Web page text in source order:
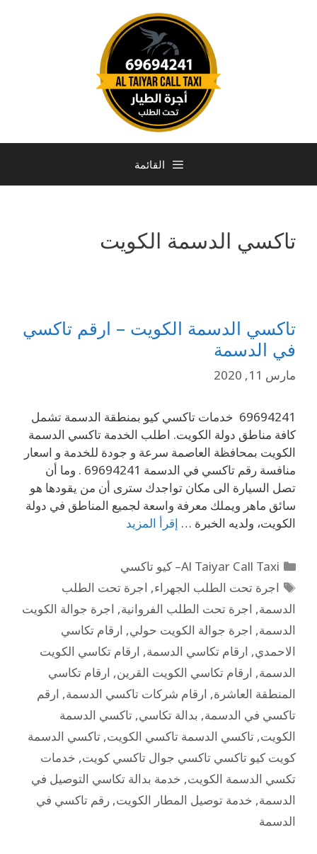
القائمة
تاكسي الدسمة الكويت
تاكسي الدسمة الكويت – ارقم تاكسي
في الدسمة
مارس 11, 2020
69694241 خدمات تاكسي كيو بمنطقة الدسمة تشمل
كافة مناطق دولة الكويت. اطلب الخدمة تاكسي الدسمة
الكويت بمحافظة العاصمة سرعة و جودة للخدمة و اسعار
منافسة رقم تاكسي في الدسمة 69694241 . وما أن
تصل السيارة الى مكان تواجدك سترى أن من يقودها هو
سائق ماهر ويملك معرفة واسعة لجميع المناطق في دولة
الكويت، ولديه الخبرة … إقرأ المزيد
Al Taiyar Call Taxi– كيو تاكسي
اجرة تحت الطلب الجهراء, اجرة تحت الطلب
الدسمة, اجرة تحت الطلب الفروانية, اجرة جوالة الكويت
الدسمة, اجرة جوالة الكويت حولي, ارقام تكاسي
الاحمدي, ارقام تكاسي الدسمة, ارقام تكاسي الكويت
الدسمة, ارقام تكاسي الكويت القرين, ارقام تكاسي
المنطقة العاشرة, ارقام شركات تاكسي الدسمة, ارقم
تاكسي في الدسمة, بدالة تكاسي, تاكسي الدسمة
الكويت, تاكسي الدسمة تاكسي الكويت, تاكسي الدسمة
كويت كيو تاكسي تاكسي جوال تاكسي كويت, خدمات
تكسي الدسمة الكويت, خدمة بدالة تكاسي التوصيل في
الدسمة, خدمة توصيل المطار الكويت, رقم تاكسي في
الدسمة